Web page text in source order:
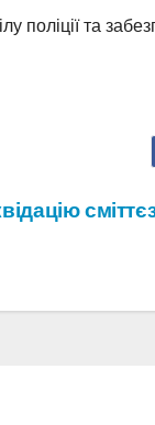
поліції та